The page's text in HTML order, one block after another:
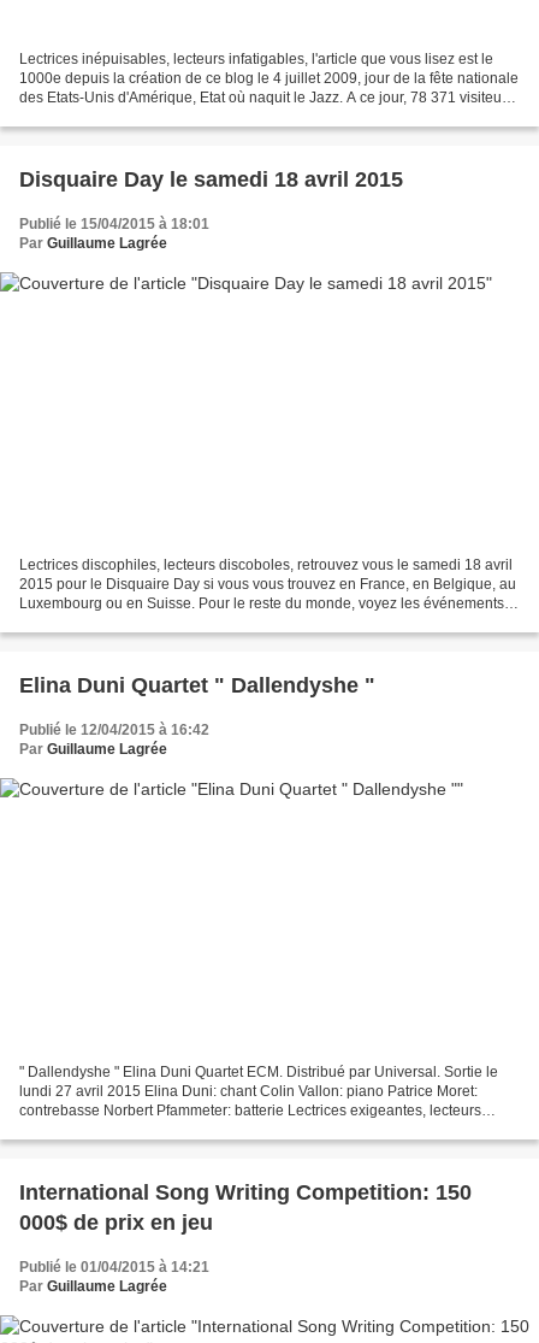
Lectrices inépuisables, lecteurs infatigables, l'article que vous lisez est le
1000e depuis la création de ce blog le 4 juillet 2009, jour de la fête nationale
des Etats-Unis d'Amérique, Etat où naquit le Jazz. A ce jour, 78 371 visiteurs
Disquaire Day le samedi 18 avril 2015
Publié le 15/04/2015 à 18:01
Par Guillaume Lagrée
Lectrices discophiles, lecteurs discoboles, retrouvez vous le samedi 18 avril
2015 pour le Disquaire Day si vous vous trouvez en France, en Belgique, au
Luxembourg ou en Suisse. Pour le reste du monde, voyez les événements
Elina Duni Quartet " Dallendyshe "
Publié le 12/04/2015 à 16:42
Par Guillaume Lagrée
" Dallendyshe " Elina Duni Quartet ECM. Distribué par Universal. Sortie le
lundi 27 avril 2015 Elina Duni: chant Colin Vallon: piano Patrice Moret:
contrebasse Norbert Pfammeter: batterie Lectrices exigeantes, lecteurs
International Song Writing Competition: 150
000$ de prix en jeu
Publié le 01/04/2015 à 14:21
Par Guillaume Lagrée